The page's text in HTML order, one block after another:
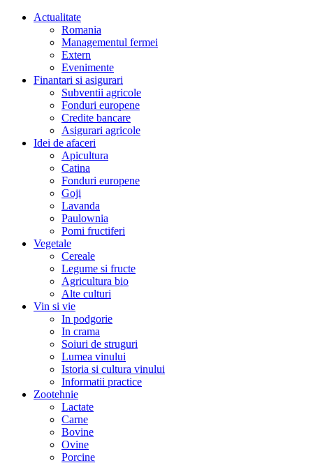
Actualitate
Romania
Managementul fermei
Extern
Evenimente
Finantari si asigurari
Subventii agricole
Fonduri europene
Credite bancare
Asigurari agricole
Idei de afaceri
Apicultura
Catina
Fonduri europene
Goji
Lavanda
Paulownia
Pomi fructiferi
Vegetale
Cereale
Legume si fructe
Agricultura bio
Alte culturi
Vin si vie
In podgorie
In crama
Soiuri de struguri
Lumea vinului
Istoria si cultura vinului
Informatii practice
Zootehnie
Lactate
Carne
Bovine
Ovine
Porcine